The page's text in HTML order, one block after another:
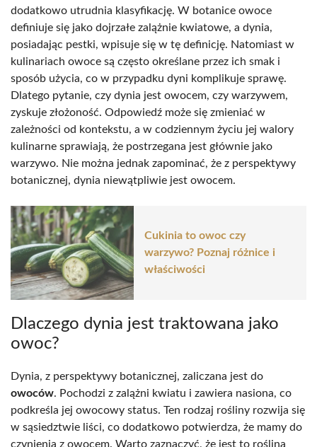
dodatkowo utrudnia klasyfikację. W botanice owoce
definiuje się jako dojrzałe zalążnie kwiatowe, a dynia,
posiadając pestki, wpisuje się w tę definicję. Natomiast w
kulinariach owoce są często określane przez ich smak i
sposób użycia, co w przypadku dyni komplikuje sprawę.
Dlatego pytanie, czy dynia jest owocem, czy warzywem,
zyskuje złożoność. Odpowiedź może się zmieniać w
zależności od kontekstu, a w codziennym życiu jej walory
kulinarne sprawiają, że postrzegana jest głównie jako
warzywo. Nie można jednak zapominać, że z perspektywy
botanicznej, dynia niewątpliwie jest owocem.
Cukinia to owoc czy
warzywo? Poznaj różnice i
właściwości
Dlaczego dynia jest traktowana jako
owoc?
Dynia, z perspektywy botanicznej, zaliczana jest do
owoców. Pochodzi z zalążni kwiatu i zawiera nasiona, co
podkreśla jej owocowy status. Ten rodzaj rośliny rozwija się
w sąsiedztwie liści, co dodatkowo potwierdza, że mamy do
czynienia z owocem. Warto zaznaczyć, że jest to roślina